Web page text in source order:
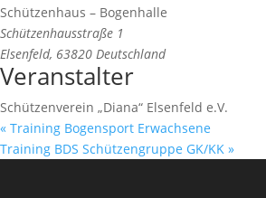
Schützenhaus – Bogenhalle
Schützenhausstraße 1
Elsenfeld, 63820 Deutschland
Veranstalter
Schützenverein „Diana“ Elsenfeld e.V.
« Training Bogensport Erwachsene
Training BDS Schützengruppe GK/KK »